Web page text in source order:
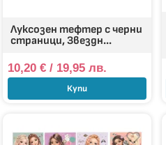
Луксозен тефтер с черни
страници, Звездн...
10,20 €/ 19,95 лв.
Купи